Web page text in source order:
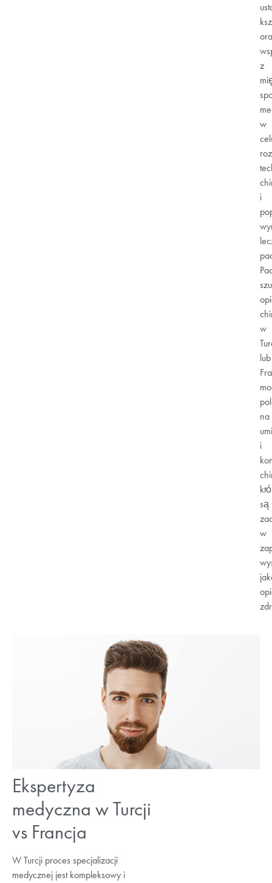
z
w
i
w
lub
na
i
są
w
Ekspertyza
medyczna w Turcji
vs Francja
W Turcji proces specjalizacji
medycznej jest kompleksowy i